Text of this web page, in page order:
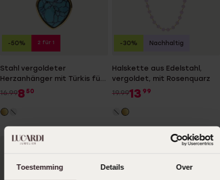
Toestemming Details Over
Stahl vergoldeter
Herzanhänger mit Türkis für
Damen
16.998 50
-50% 2 für 1
Halskette aus Edelstahl,
vergoldet, mit Rosenquarz
19.9913 99
-30% Nachhaltig